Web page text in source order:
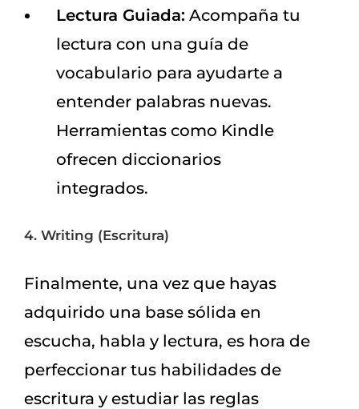
Lectura Guiada: Acompaña tu
lectura con una guía de
vocabulario para ayudarte a
entender palabras nuevas.
Herramientas como Kindle
ofrecen diccionarios
integrados.
4. Writing (Escritura)
Finalmente, una vez que hayas
adquirido una base sólida en
escucha, habla y lectura, es hora de
perfeccionar tus habilidades de
escritura y estudiar las reglas